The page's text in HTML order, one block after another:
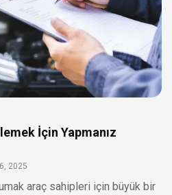
İçin Yapmanız
2025
araç sahipleri için büyük bir